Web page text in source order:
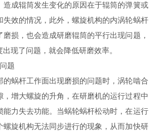
造成辊筒发生变化的原因在于辊筒的弹簧或
失效的情况，此外，螺旋机构的内涡轮蜗杆
损，也会造成研磨辊筒的平行出现问题，
现了问题，就会降低研磨效率。
题
蜗杆工作面出现磨损的问题时，涡轮啮合
，增大螺旋的升角，在研磨机的运行过程中
能力失去功能。当蜗轮蜗杆松动时，在运行
螺旋机构无法同步进行的现象，从而加快研